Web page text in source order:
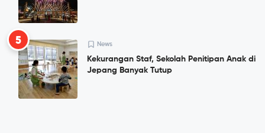
5 News
Kekurangan Staf, Sekolah Penitipan Anak di
Jepang Banyak Tutup